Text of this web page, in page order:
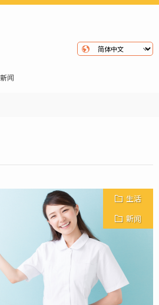
新闻
生活
新闻